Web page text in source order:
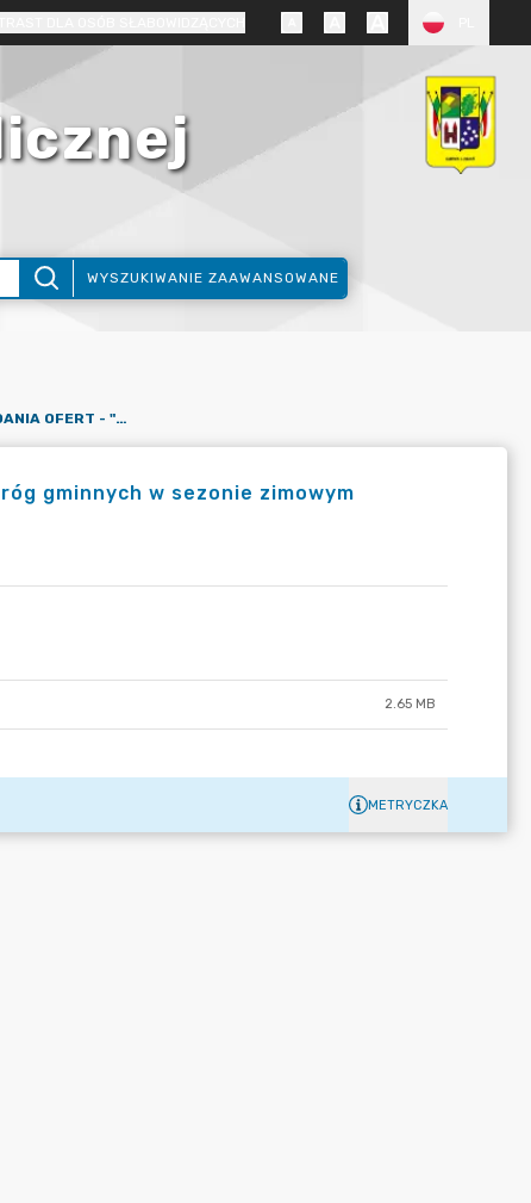
WYSZUKIWANIE ZAAWANSOWANE
ZAPROSZENIE DO SKŁADANIA OFERT - "ZIMOWE UTRZYMANIE DRÓG GMINNYCH W SEZONIE ZIMOWYM 2024/2025"
gminnych w sezonie zimowym
2.65 MB
METRYCZKA